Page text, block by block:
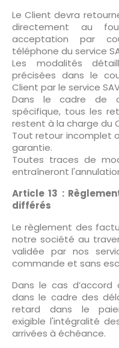
Le Client devra
directement au
acceptation par
téléphone du service
Les modalités
précisées dans le
Client par le service
Dans le cadre de
spécifique, tous les
restent à la charge du
Tout retour incomplet
garantie.
Toutes traces de
entraîneront
Article 13 :
différés
Le règlement des
notre société au
validée par nos
commande et sans
Dans le cas
dans le cadre des
retard dans le
exigible l'intégralité
arrivées à échéance.